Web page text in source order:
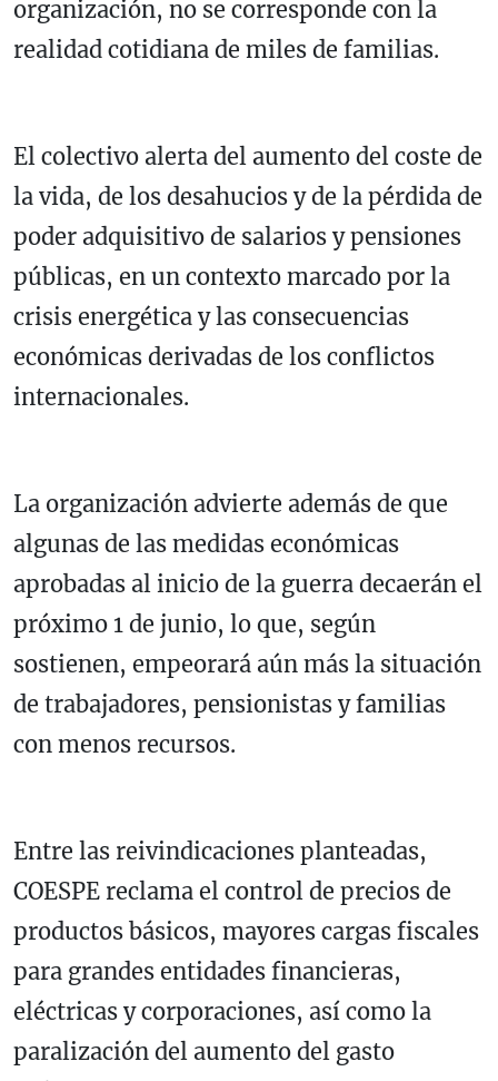
organización, no se corresponde con la
realidad cotidiana de miles de familias.
El colectivo alerta del aumento del coste de
la vida, de los desahucios y de la pérdida de
poder adquisitivo de salarios y pensiones
públicas, en un contexto marcado por la
crisis energética y las consecuencias
económicas derivadas de los conflictos
internacionales.
La organización advierte además de que
algunas de las medidas económicas
aprobadas al inicio de la guerra decaerán el
próximo 1 de junio, lo que, según
sostienen, empeorará aún más la situación
de trabajadores, pensionistas y familias
con menos recursos.
Entre las reivindicaciones planteadas,
COESPE reclama el control de precios de
productos básicos, mayores cargas fiscales
para grandes entidades financieras,
eléctricas y corporaciones, así como la
paralización del aumento del gasto